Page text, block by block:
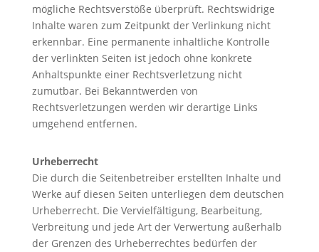
mögliche Rechtsverstöße überprüft. Rechtswidrige
Inhalte waren zum Zeitpunkt der Verlinkung nicht
erkennbar. Eine permanente inhaltliche Kontrolle
der verlinkten Seiten ist jedoch ohne konkrete
Anhaltspunkte einer Rechtsverletzung nicht
zumutbar. Bei Bekanntwerden von
Rechtsverletzungen werden wir derartige Links
umgehend entfernen.
Urheberrecht
Die durch die Seitenbetreiber erstellten Inhalte und
Werke auf diesen Seiten unterliegen dem deutschen
Urheberrecht. Die Vervielfältigung, Bearbeitung,
Verbreitung und jede Art der Verwertung außerhalb
der Grenzen des Urheberrechtes bedürfen der